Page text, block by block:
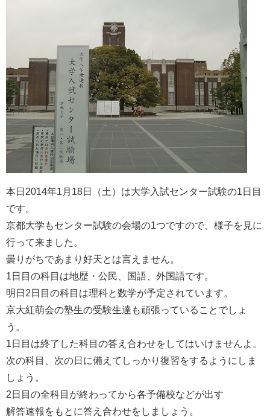
本日2014年1月18日（土）は大学入試センター試験の1日目
です。
京都大学もセンター試験の会場の1つですので、様子を見に
行って来ました。
曇りがちであまり好天とは言えません。
1日目の科目は地歴・公民、国語、外国語です。
明日2日目の科目は理科と数学が予定されています。
京大紅萌会の塾生の受験生達も頑張っていることでしょ
う。
1日目は終了した科目の答え合わせをしてはいけませんよ。
次の科目、次の日に備えてしっかり復習をするようにしま
しょう。
2日目の全科目が終わってから各予備校などが出す
解答速報をもとに答え合わせをしましょう。